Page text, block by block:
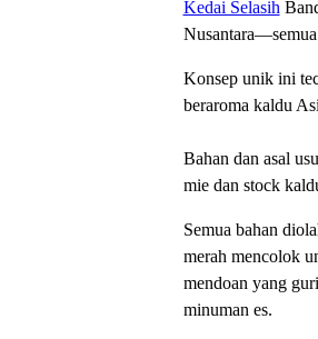
Kedai Selasih
Nusantara—semua
Konsep unik ini
beraroma kaldu
Bahan dan asal
mie dan stock
Semua bahan
merah mencolok
mendoan yang
minuman es.